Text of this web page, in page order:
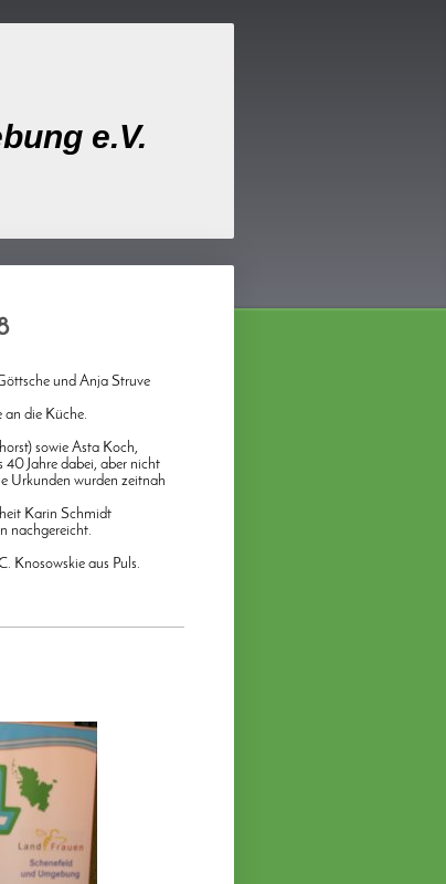
e.V.
und Anja Struve
an die Küche.
sowie Asta Koch,
40 Jahre dabei, aber nicht
Urkunden wurden zeitnah
Karin Schmidt
nachgereicht.
Knosowskie aus Puls.